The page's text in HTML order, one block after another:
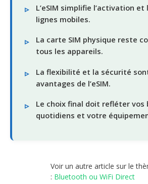
L’eSIM simplifie l’activation
lignes mobiles.
La carte SIM physique reste
tous les appareils.
La flexibilité et la sécurité
avantages de l’eSIM.
Le choix final doit refléter vos
quotidiens et votre
Voir un autre article sur le
: Bluetooth ou WiFi Direct